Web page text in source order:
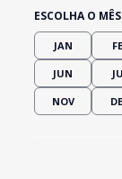
ESCOLHA O MÊS
JAN
JUN
NOV